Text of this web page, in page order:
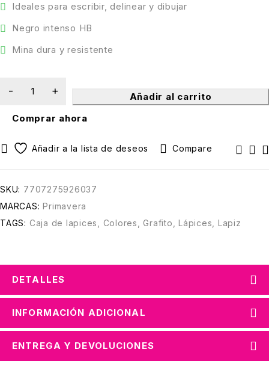
Ideales para escribir, delinear y dibujar
Negro intenso HB
Mina dura y resistente
Añadir al carrito
Comprar ahora
Compare
SKU: 7707275926037
MARCAS: Primavera
TAGS: Caja de lapices Colores Grafito Lápices Lapiz
DETALLES
INFORMACIÓN ADICIONAL
ENTREGA Y DEVOLUCIONES